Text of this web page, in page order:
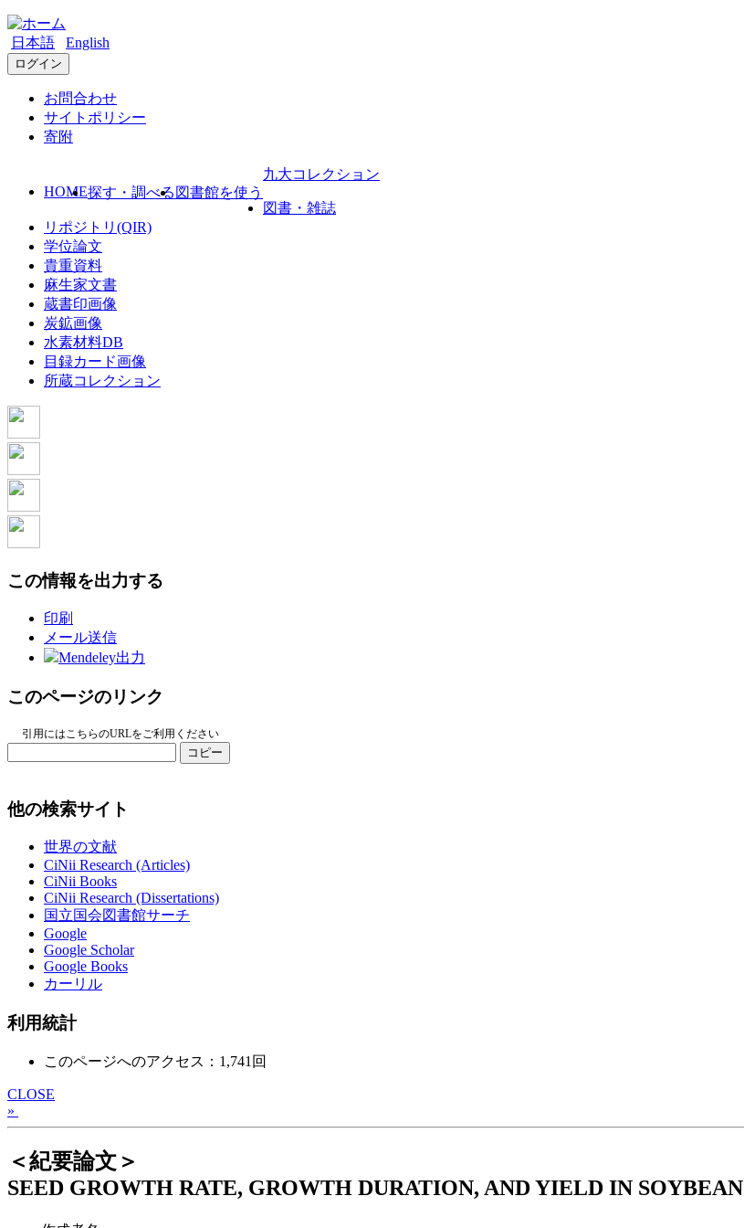
日本語 English
ログイン
お問合わせ
サイトポリシー
寄附
HOME探す・調べる 図書館を使う
九大コレクション
図書・雑誌
リポジトリ(QIR)
学位論文
貴重資料
麻生家文書
蔵書印画像
炭鉱画像
水素材料DB
目録カード画像
所蔵コレクション
この情報を出力する
印刷
メール送信
Mendeley出力
このページのリンク
引用にはこちらのURLをご利用ください
コピー
他の検索サイト
世界の文献
CiNii Research (Articles)
CiNii Books
CiNii Research (Dissertations)
国立国会図書館サーチ
Google
Google Scholar
Google Books
カーリル
利用統計
このページへのアクセス：1,741回
CLOSE
»
＜紀要論文＞
SEED GROWTH RATE, GROWTH DURATION, AND YIELD IN SOYBEAN